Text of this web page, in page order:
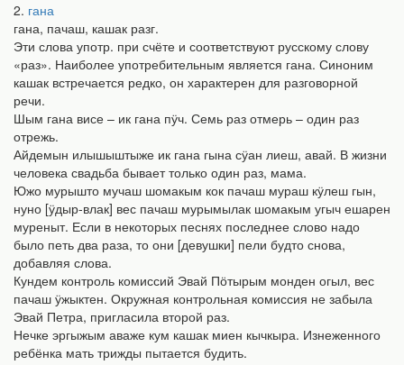
2 гана
гана, пачаш, кашак разг.
Эти слова употр. при счёте и соответствуют русскому слову
«раз». Наиболее употребительным является гана. Синоним
кашак встречается редко, он характерен для разговорной
речи.
Шым гана висе – ик гана пӱч. Семь раз отмерь – один раз
отрежь.
Айдемын илышыштыже ик гана гына сӱан лиеш, авай. В жизни
человека свадьба бывает только один раз, мама.
Южо мурышто мучаш шомакым кок пачаш мураш кӱлеш гын,
нуно [ӱдыр-влак] вес пачаш мурымылак шомакым угыч ешарен
муреныт. Если в некоторых песнях последнее слово надо
было петь два раза, то они [девушки] пели будто снова,
добавляя слова.
Кундем контроль комиссий Эвай Пӧтырым монден огыл, вес
пачаш ӱжыктен. Окружная контрольная комиссия не забыла
Эвай Петра, пригласила второй раз.
Нечке эргыжым аваже кум кашак миен кычкыра. Изнеженного
ребёнка мать трижды пытается будить.